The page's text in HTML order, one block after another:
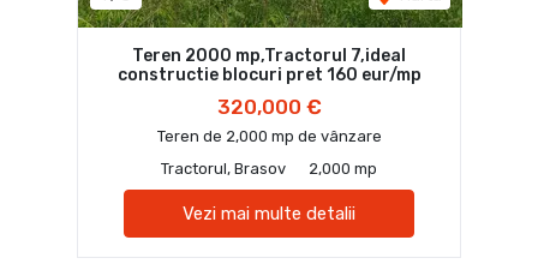
Teren 2000 mp,Tractorul 7,ideal
constructie blocuri pret 160 eur/mp
320,000 €
Teren de 2,000 mp de vânzare
Tractorul, Brasov
2,000 mp
Vezi mai multe detalii